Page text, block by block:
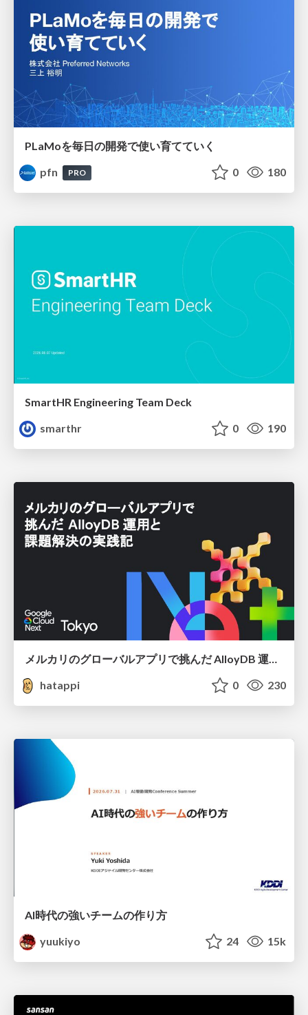
PLaMoを毎日の開発で使い育てていく
pfn
PRO 0 180
SmartHR Engineering Team Deck
smarthr
0 190
hatappi
0 230
AI時代の強いチームの作り方
yuukiyo
24 15k